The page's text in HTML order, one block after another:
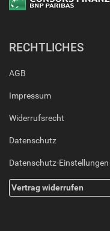
RECHTLICHES
AGB
Impressum
Widerrufsrecht
Datenschutz
Datenschutz-Einstellungen
Vertrag widerrufen